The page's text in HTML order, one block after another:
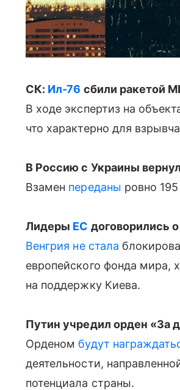
СК: Ил-76 сбили ракетой
В ходе экспертиз на
что характерно для
В Россию с Украины
Взамен переданы ровно
Лидеры ЕС договорились
Венгрия не стала
европейского фонда мира,
на поддержку Киева.
Путин учредил орден «За
Орденом будут
деятельности,
потенциала страны.